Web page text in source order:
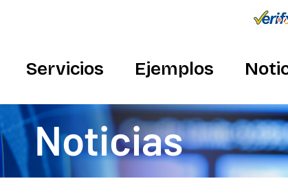
Noticias
Servicios Ejemplos